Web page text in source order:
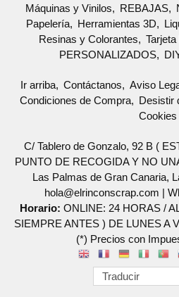
Máquinas y Vinilos
REBAJAS
Papelería
Herramientas 3D
Resinas y Colorantes
PERSONALIZADOS
Ir arriba Contáctanos Aviso
Condiciones de Compra
Desistir
Cookies
C/ Tablero de Gonzalo, 92 B (
PUNTO DE RECOGIDA Y NO
Las Palmas de Gran Canaria,
hola@elrinconscrap.com |
Horario: ONLINE: 24 HORAS /
SIEMPRE ANTES ) DE LUNES A
(*) Precios con